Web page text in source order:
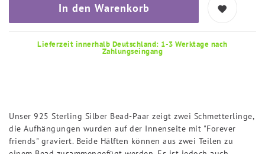
In den Warenkorb
Lieferzeit innerhalb Deutschland: 1-3 Werktage nach
Zahlungseingang
Unser 925 Sterling Silber Bead-Paar zeigt zwei Schmetterlinge,
die Aufhängungen wurden auf der Innenseite mit "Forever
friends" graviert. Beide Hälften können aus zwei Teilen zu